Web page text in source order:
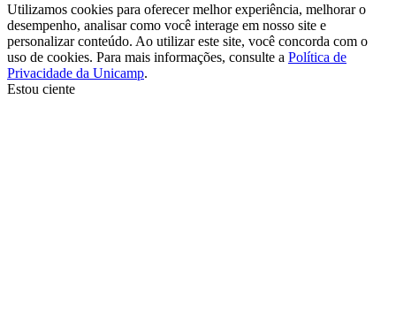
Utilizamos cookies para oferecer melhor experiência, melhorar o
desempenho, analisar como você interage em nosso site e
personalizar conteúdo. Ao utilizar este site, você concorda com o
uso de cookies. Para mais informações, consulte a Política de
Privacidade da Unicamp.
Estou ciente